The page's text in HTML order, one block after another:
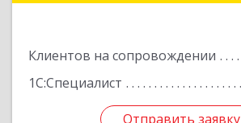
Клиентов на сопровождении
1С:Специалист
Отправить заявку
Отправить заявку